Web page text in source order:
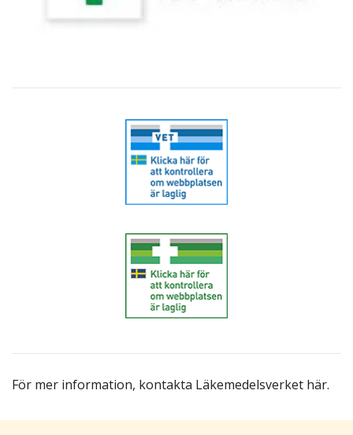
För mer information, kontakta Läkemedelsverket här.